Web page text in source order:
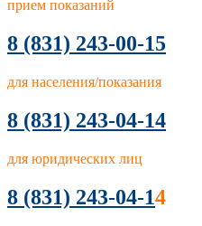
прием показаний
8 (831) 243-00-15
для населения/показания
8 (831) 243-04-14
для юридических лиц
8 (831) 243-04-14